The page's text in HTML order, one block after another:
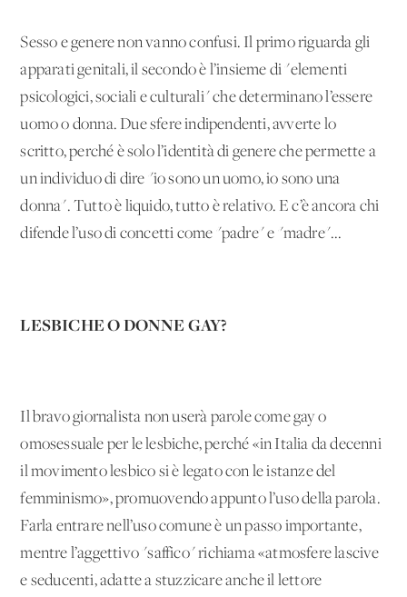
Sesso e genere non vanno confusi. Il primo riguarda gli
apparati genitali, il secondo è l’insieme di "elementi
psicologici, sociali e culturali" che determinano l’essere
uomo o donna. Due sfere indipendenti, avverte lo
scritto, perché è solo l’identità di genere che permette a
un individuo di dire "io sono un uomo, io sono una
donna". Tutto è liquido, tutto è relativo. E c’è ancora chi
difende l’uso di concetti come "padre" e "madre"...
LESBICHE O DONNE GAY?
Il bravo giornalista non userà parole come gay o
omosessuale per le lesbiche, perché «in Italia da decenni
il movimento lesbico si è legato con le istanze del
femminismo», promuovendo appunto l’uso della parola.
Farla entrare nell’uso comune è un passo importante,
mentre l’aggettivo "saffico" richiama «atmosfere lascive
e seducenti, adatte a stuzzicare anche il lettore